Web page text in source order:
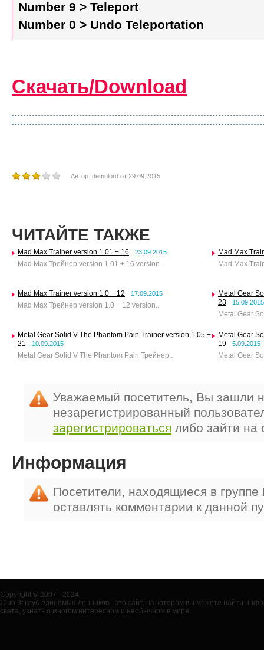
Number 9 > Teleport
Number 0 > Undo Teleportation
Скачать/Download
Автор: demolord от 29.09.2015
ЧИТАЙТЕ ТАКЖЕ
Mad Max Trainer version 1.01 + 16 23.09.2015
Mad Max Трейнер version 1.01 + 16 version..
Mad Max
Mad Max
Mad Max Trainer version 1.0 + 12 17.09.2015
Mad Max Трейнер version 1.0 + 12 version..
Metal Gear
23
15.09.2015
Metal Gear
Metal Gear Solid V The Phantom Pain Trainer version 1.05 +
21
10.09.2015
Metal Gear Solid V The Phantom Pain Трейнер..
Metal Gear
19
5.09.2015
Metal Gear
Уважаемый посетитель, Вы зашли
незарегистрированный
зарегистрироваться либо зайти на
Информация
Посетители, находящиеся в группе
оставлять комментарии к данной
Copyright © 2007 - 2024
Club 3t клуб единомышленников - это сайт, на котором вы можете найти
света, узнать о многом интересном и необычном в мире.